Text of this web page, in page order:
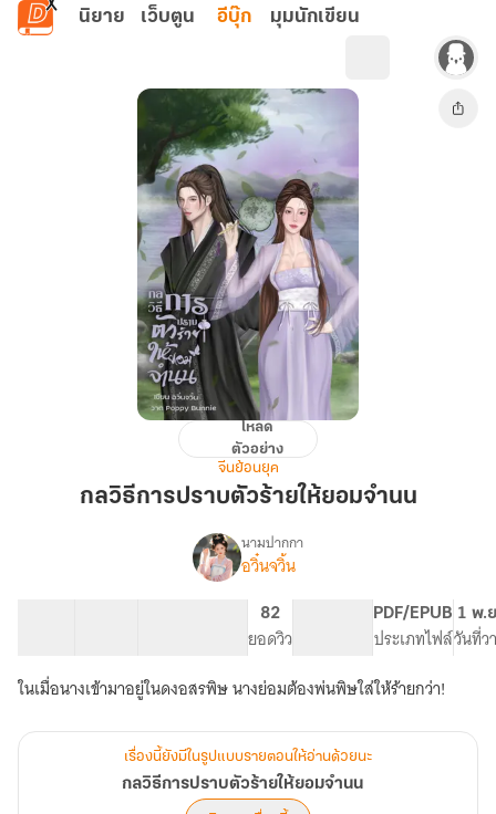
ข้ามไปยังเนื้อหาหลัก
นิยาย เว็บตูน อีบุ๊ก มุมนักเขียน
กลวิธี
ปราบ
โหลด
ตัวอย่าง
จีนย้อนยุค
กลวิธีการปราบตัวร้ายให้ยอมจำนน
เรื่อง
การ
ปราบ
ตัว
ร้าย
ให้
จำนน
นามปากกา
อวิ๋นจวิ้น
82
ยอดวิว
PDF/EPUB
ประเภทไฟล์
1 พ.
วันที่ว
ในเมื่อนางเข้ามาอยู่ในดงอสรพิษ นางย่อมต้องพ่นพิษใส่ให้ร้ายกว่า!
เรื่องนี้ยังมีในรูปแบบรายตอนให้อ่านด้วยนะ
กลวิธีการปราบตัวร้ายให้ยอมจำนน